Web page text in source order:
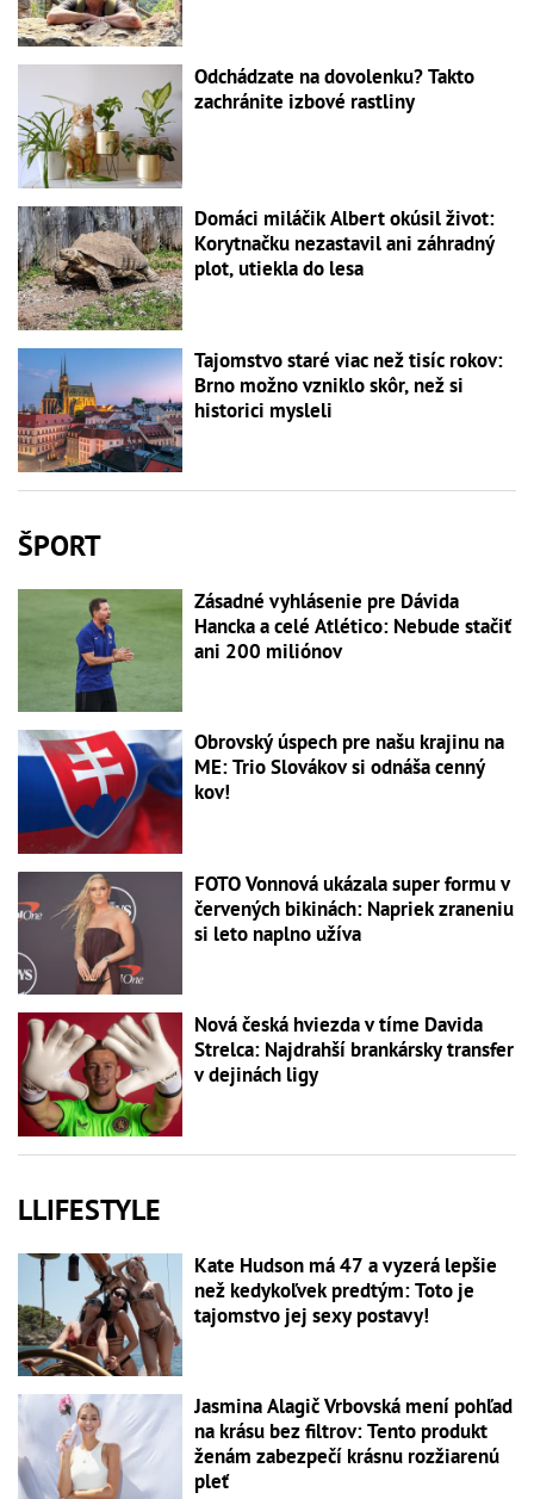
Odchádzate na dovolenku? Takto
zachránite izbové rastliny
Domáci miláčik Albert okúsil život:
Korytnačku nezastavil ani záhradný
plot, utiekla do lesa
Tajomstvo staré viac než tisíc rokov:
Brno možno vzniklo skôr, než si
historici mysleli
ŠPORT
Zásadné vyhlásenie pre Dávida
Hancka a celé Atlético: Nebude stačiť
ani 200 miliónov
Obrovský úspech pre našu krajinu na
ME: Trio Slovákov si odnáša cenný
kov!
FOTO Vonnová ukázala super formu v
červených bikinách: Napriek zraneniu
si leto naplno užíva
Nová česká hviezda v tíme Davida
Strelca: Najdrahší brankársky transfer
v dejinách ligy
LLIFESTYLE
Kate Hudson má 47 a vyzerá lepšie
než kedykoľvek predtým: Toto je
tajomstvo jej sexy postavy!
Jasmina Alagič Vrbovská mení pohľad
na krásu bez filtrov: Tento produkt
ženám zabezpečí krásnu rozžiarenú
pleť